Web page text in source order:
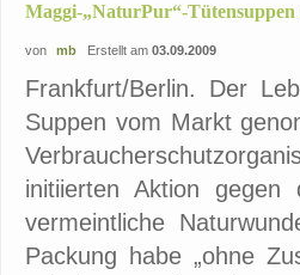
Maggi-„NaturPur“-
von mb Erstellt am 03.09.2009
Frankfurt/Berlin. Der
Suppen vom Markt
initiierten Aktion gegen
vermeintliche
Packung habe „ohne